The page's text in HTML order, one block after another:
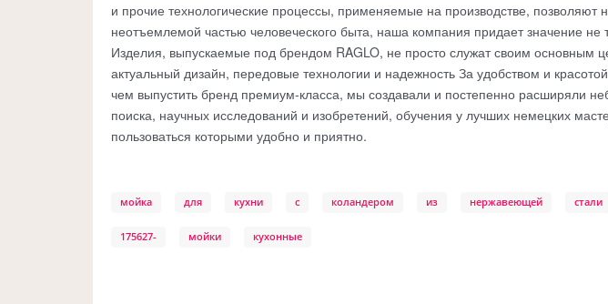
и прочие технологические процессы, применяемые на производстве,
неотъемлемой частью человеческого быта, наша компания придает значение не
Изделия, выпускаемые под брендом RAGLO, не просто служат своим основным
актуальный дизайн, передовые технологии и надежность За удобством и
чем выпустить бренд премиум-класса, мы создавали и постепенно расширяли
поиска, научных исследований и изобретений, обучения у лучших немецких
пользоваться которыми удобно и приятно.
мойка для кухни с коландером из нержавеющей стали
175627- мойки кухонные